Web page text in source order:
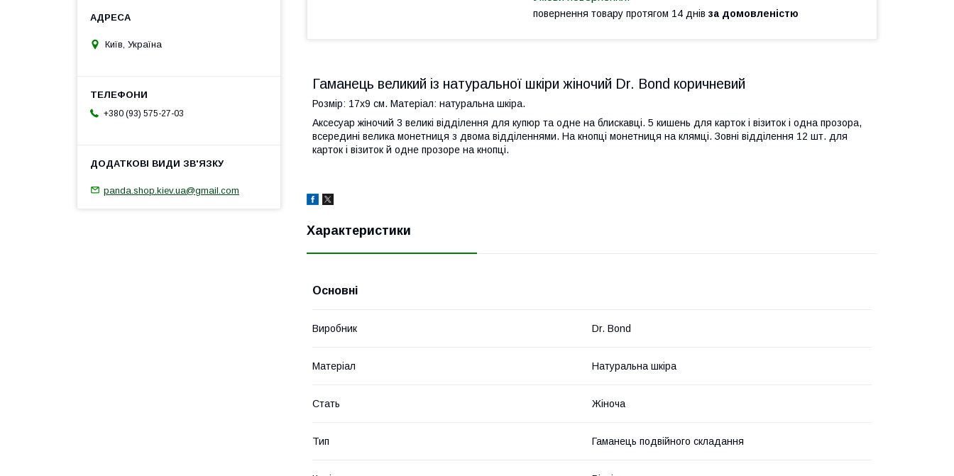
повернення товару протягом 14 днів за домовленістю
Гаманець великий із натуральної шкіри жіночий Dr. Bond коричневий
Розмір: 17х9 см. Матеріал: натуральна шкіра.
Аксесуар жіночий 3 великі відділення для купюр та одне на блискавці. 5 кишень для карток і візиток і одна прозора,
всередині велика монетниця з двома відділеннями. На кнопці монетниця на клямці. Зовні відділення 12 шт. для
карток і візиток й одне прозоре на кнопці.
Характеристики
Основні
Виробник Dr. Bond
Матеріал Натуральна шкіра
Стать Жіноча
Тип Гаманець подвійного складання
Київ, Україна
+380 (93) 575-27-03
panda.shop.kiev.ua@gmail.com